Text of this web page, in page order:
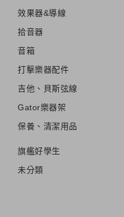
效果器&導線
拾音器
音箱
打擊樂器配件
吉他、貝斯弦線
Gator樂器架
保養、清潔用品
旗艦好學生
未分類